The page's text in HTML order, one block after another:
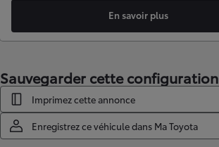
En savoir plus
Sauvegarder cette configuration
Imprimez cette annonce
Enregistrez ce véhicule dans Ma Toyota